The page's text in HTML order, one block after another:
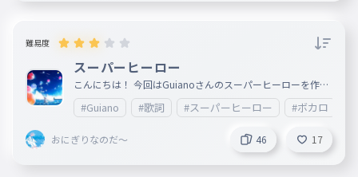
センキュー反面教師
センキューはんめんきょうし
後味 一生消えてくんないわ
後味 一生消えてくんないわ
難易度
スーパーヒーロー
こんにちは！ 今回はGuianoさんのスーパーヒーローを作り
ました！ 癖になるのでぜひ聞いてみてください！ ＿＿＿＿
＿＿＿＿＿＿＿＿＿＿＿＿＿＿＿＿＿＿＿＿＿＿＿＿＿＿＿
＿＿＿＿＿＿＿＿＿＿＿＿＿＿＿＿＿＿＿＿＿＿＿ Guiano
feat. IA 2019.11.27 リリース 作詞：Guiano 作曲：Guiano
#Guiano #歌詞 #スーパーヒーロー #ボカロ
おにぎりなのだ～ 46 17